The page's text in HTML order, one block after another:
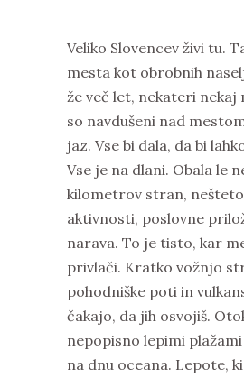
Veliko Slovencev živi tu.
mesta kot obrobnih
že več let, nekateri nekaj
so navdušeni nad
jaz. Vse bi dala, da bi
Vse je na dlani. Obala le
kilometrov stran,
aktivnosti, poslovne
narava. To je tisto, kar
privlači. Kratko vožnjo
pohodniške poti in
čakajo, da jih osvojiš.
nepopisno lepimi
na dnu oceana. Lepote,